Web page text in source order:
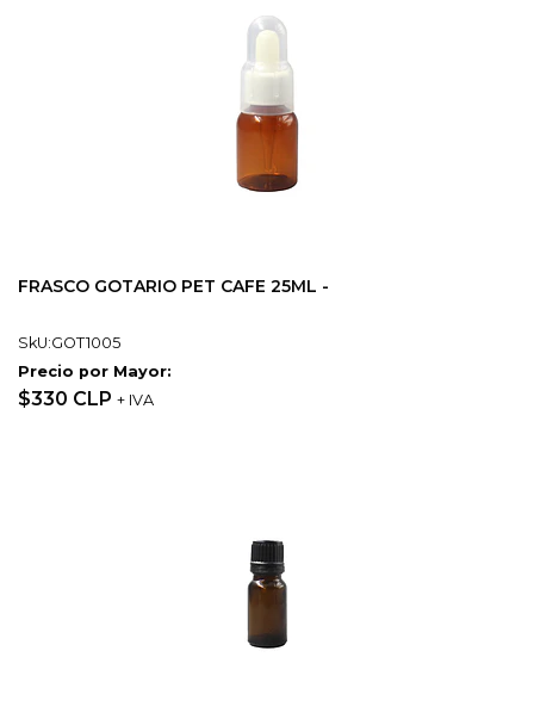
FRASCO GOTARIO PET CAFE 25ML -
SkU:GOT1005
Precio por Mayor:
$330 CLP + IVA